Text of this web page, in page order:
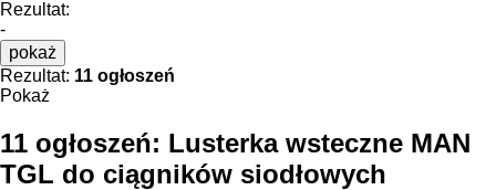
Rezultat:
-
pokaż
Rezultat: 11 ogłoszeń
Pokaż
11 ogłoszeń: Lusterka wsteczne MAN
TGL do ciągników siodłowych